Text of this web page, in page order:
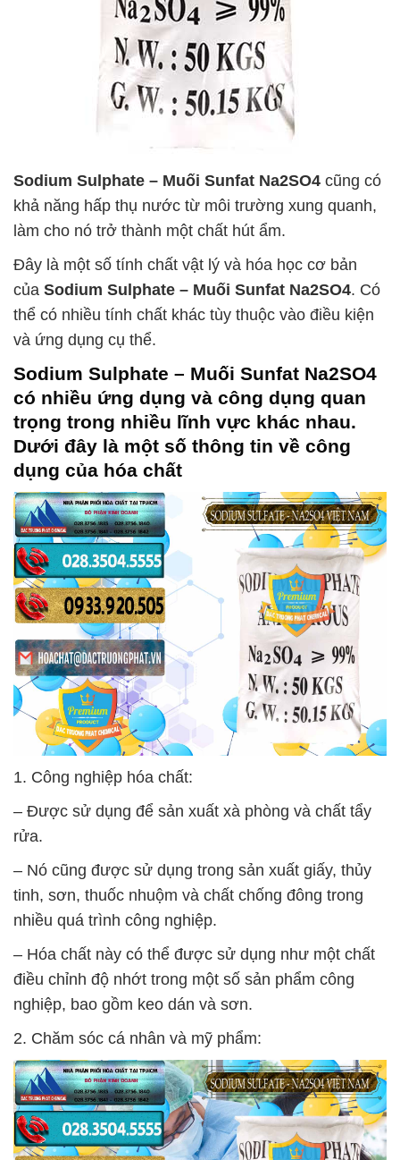
Sodium Sulphate – Muối Sunfat Na2SO4 cũng có
khả năng hấp thụ nước từ môi trường xung quanh,
làm cho nó trở thành một chất hút ẩm.
Đây là một số tính chất vật lý và hóa học cơ bản
của Sodium Sulphate – Muối Sunfat Na2SO4. Có
thể có nhiều tính chất khác tùy thuộc vào điều kiện
và ứng dụng cụ thể.
Sodium Sulphate – Muối Sunfat Na2SO4
có nhiều ứng dụng và công dụng quan
trọng trong nhiều lĩnh vực khác nhau.
Dưới đây là một số thông tin về công
dụng của hóa chất
1. Công nghiệp hóa chất:
– Được sử dụng để sản xuất xà phòng và chất tẩy
rửa.
– Nó cũng được sử dụng trong sản xuất giấy, thủy
tinh, sơn, thuốc nhuộm và chất chống đông trong
nhiều quá trình công nghiệp.
– Hóa chất này có thể được sử dụng như một chất
điều chỉnh độ nhớt trong một số sản phẩm công
nghiệp, bao gồm keo dán và sơn.
2. Chăm sóc cá nhân và mỹ phẩm: